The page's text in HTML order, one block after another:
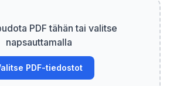
PDF tähän tai valitse
napsauttamalla
PDF-tiedostot